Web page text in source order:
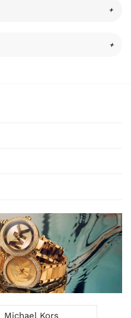
+
+
Michael Kors